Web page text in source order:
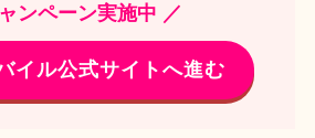
ンペーン実施中 ／
イル公式サイトへ進む